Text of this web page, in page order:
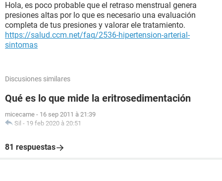
Hola, es poco probable que el retraso menstrual genera
presiones altas por lo que es necesario una evaluación
completa de tus presiones y valorar ele tratamiento.
https://salud.ccm.net/faq/2536-hipertension-arterial-
sintomas
Discusiones similares
Qué es lo que mide la eritrosedimentación
micecame - 16 sep 2011 à 21:39
Sil - 19 feb 2020 à 20:51
81 respuestas